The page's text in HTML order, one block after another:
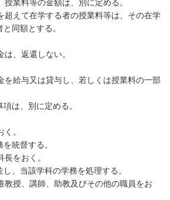
業料等の金額は、別に定める。
えて在学する者の授業料等は、その在学
同額とする。
、返還しない。
給与又は貸与し、若しくは授業料の一部
は、別に定める。
。
統督する。
をおく。
、当該学科の学務を処理する。
授、講師、助教及びその他の職員をお